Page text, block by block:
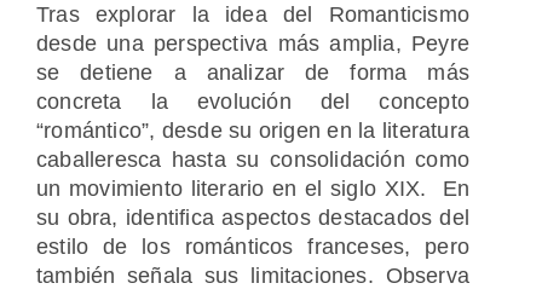
Tras explorar la idea del Romanticismo
desde una perspectiva más amplia, Peyre
se detiene a analizar de forma más
concreta la evolución del concepto
“romántico”, desde su origen en la literatura
caballeresca hasta su consolidación como
un movimiento literario en el siglo XIX. En
su obra, identifica aspectos destacados del
estilo de los románticos franceses, pero
también señala sus limitaciones. Observa